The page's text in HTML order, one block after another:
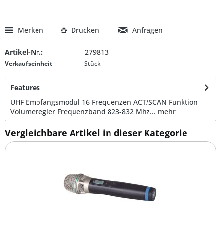
Merken Drucken Anfragen
Artikel-Nr.: 279813
Verkaufseinheit Stück
Features
UHF Empfangsmodul 16 Frequenzen ACT/SCAN Funktion
Volumeregler Frequenzband 823-832 Mhz... mehr
Vergleichbare Artikel in dieser Kategorie